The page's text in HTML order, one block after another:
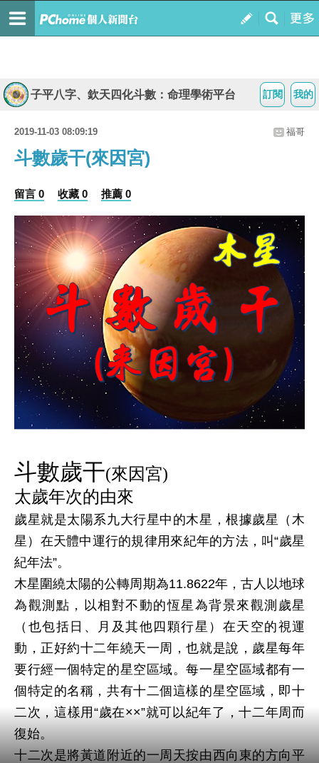
我的
訂閱
子平八字、欽天四化斗數：命理學術平台
2019-11-03 08:09:19 福哥
斗數歲干(來因宮)
留言 0 收藏 0 推薦 0
斗數歲干(來因宮)
太歲年次的由來
歲星就是太陽系九大行星中的木星，根據歲星（木
星）在天體中運行的規律用來紀年的方法，叫“歲星
紀年法”。
木星圍繞太陽的公轉周期為11.8622年，古人以地球
為觀測點，以相對不動的恆星為背景來觀測歲星
（也包括日、月及其他四顆行星）在天空的視運
動，正好約十二年繞天一周，也就是說，歲星每年
要行經一個特定的星空區域。每一星空區域都有一
個特定的名稱，共有十二個這樣的星空區域，即十
二次，這樣用“歲在××”就可以紀年了，十二年周而
復始。
十二次是將黃道附近的一周天按由西向東的方向平